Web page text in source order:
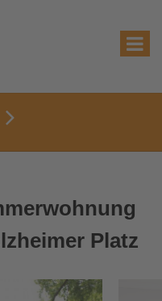
Platz